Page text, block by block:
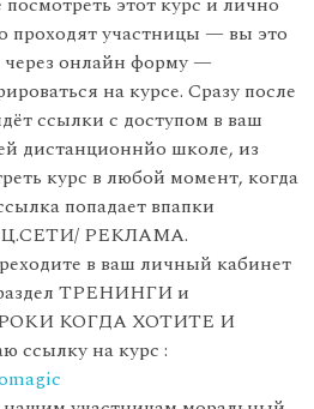
проходят участницы — вы это
через онлайн форму —
на курсе. Сразу после
ссылки с доступом в ваш
дистанционнйо школе, из
курс в любой момент, когда
попадает впапки
РЕКЛАМА.
в ваш личный кабинет
раздел ТРЕНИНГИ и
КОГДА ХОТИТЕ И
на курс :